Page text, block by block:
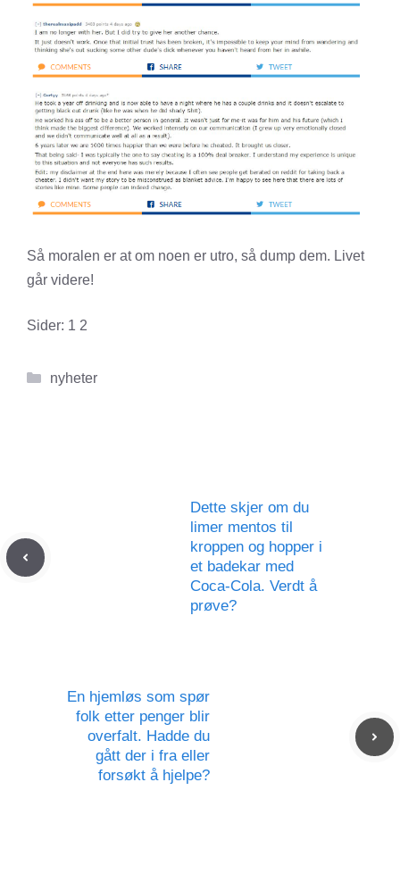
Så moralen er at om noen er utro, så dump dem. Livet
går videre!
Sider: 1 2
Kategorier
nyheter
Dette skjer om du
limer mentos til
kroppen og hopper i
et badekar med
Coca-Cola. Verdt å
prøve?
En hjemløs som spør
folk etter penger blir
overfalt. Hadde du
gått der i fra eller
forsøkt å hjelpe?